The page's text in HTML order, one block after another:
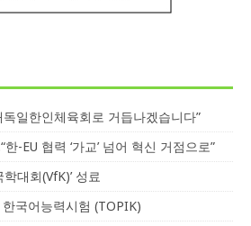
일한인체육회로 거듭나겠습니다”
-EU 협력 ‘가교’ 넘어 혁신 거점으로”
대회(VfK)’ 성료
국어능력시험 (TOPIK)